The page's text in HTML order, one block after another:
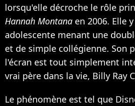
lorsqu'elle décroche le rôle
Hannah Montana en 2006. Elle
adolescente menant une
et de simple collégienne. Son
l'écran est tout simplement
vrai père dans la vie, Billy Ray
Le phénomène est tel que